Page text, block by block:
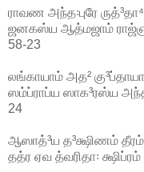
ராவண அந்த꞉புரே ருத்³தா⁴
ஜனகஸ்ய ஆத்மஜாம்
58-23
லங்காயாம் அத²
ஸம்ப்ராப்ய ஸாக³ரஸ்ய
24
ஆஸாத்³ய த³க்ஷிணம்
தத்ர ஏவ த்வரிதா꞉